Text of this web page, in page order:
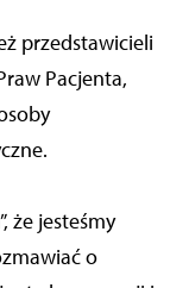
przedstawicieli
Pacjenta,
że jesteśmy
o